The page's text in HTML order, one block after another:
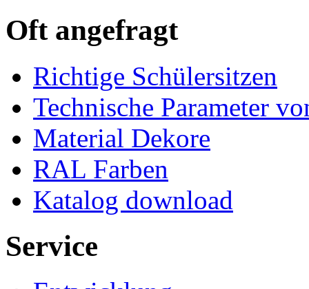
Oft angefragt
Richtige Schülersitzen
Technische Parameter
Material Dekore
RAL Farben
Katalog download
Service